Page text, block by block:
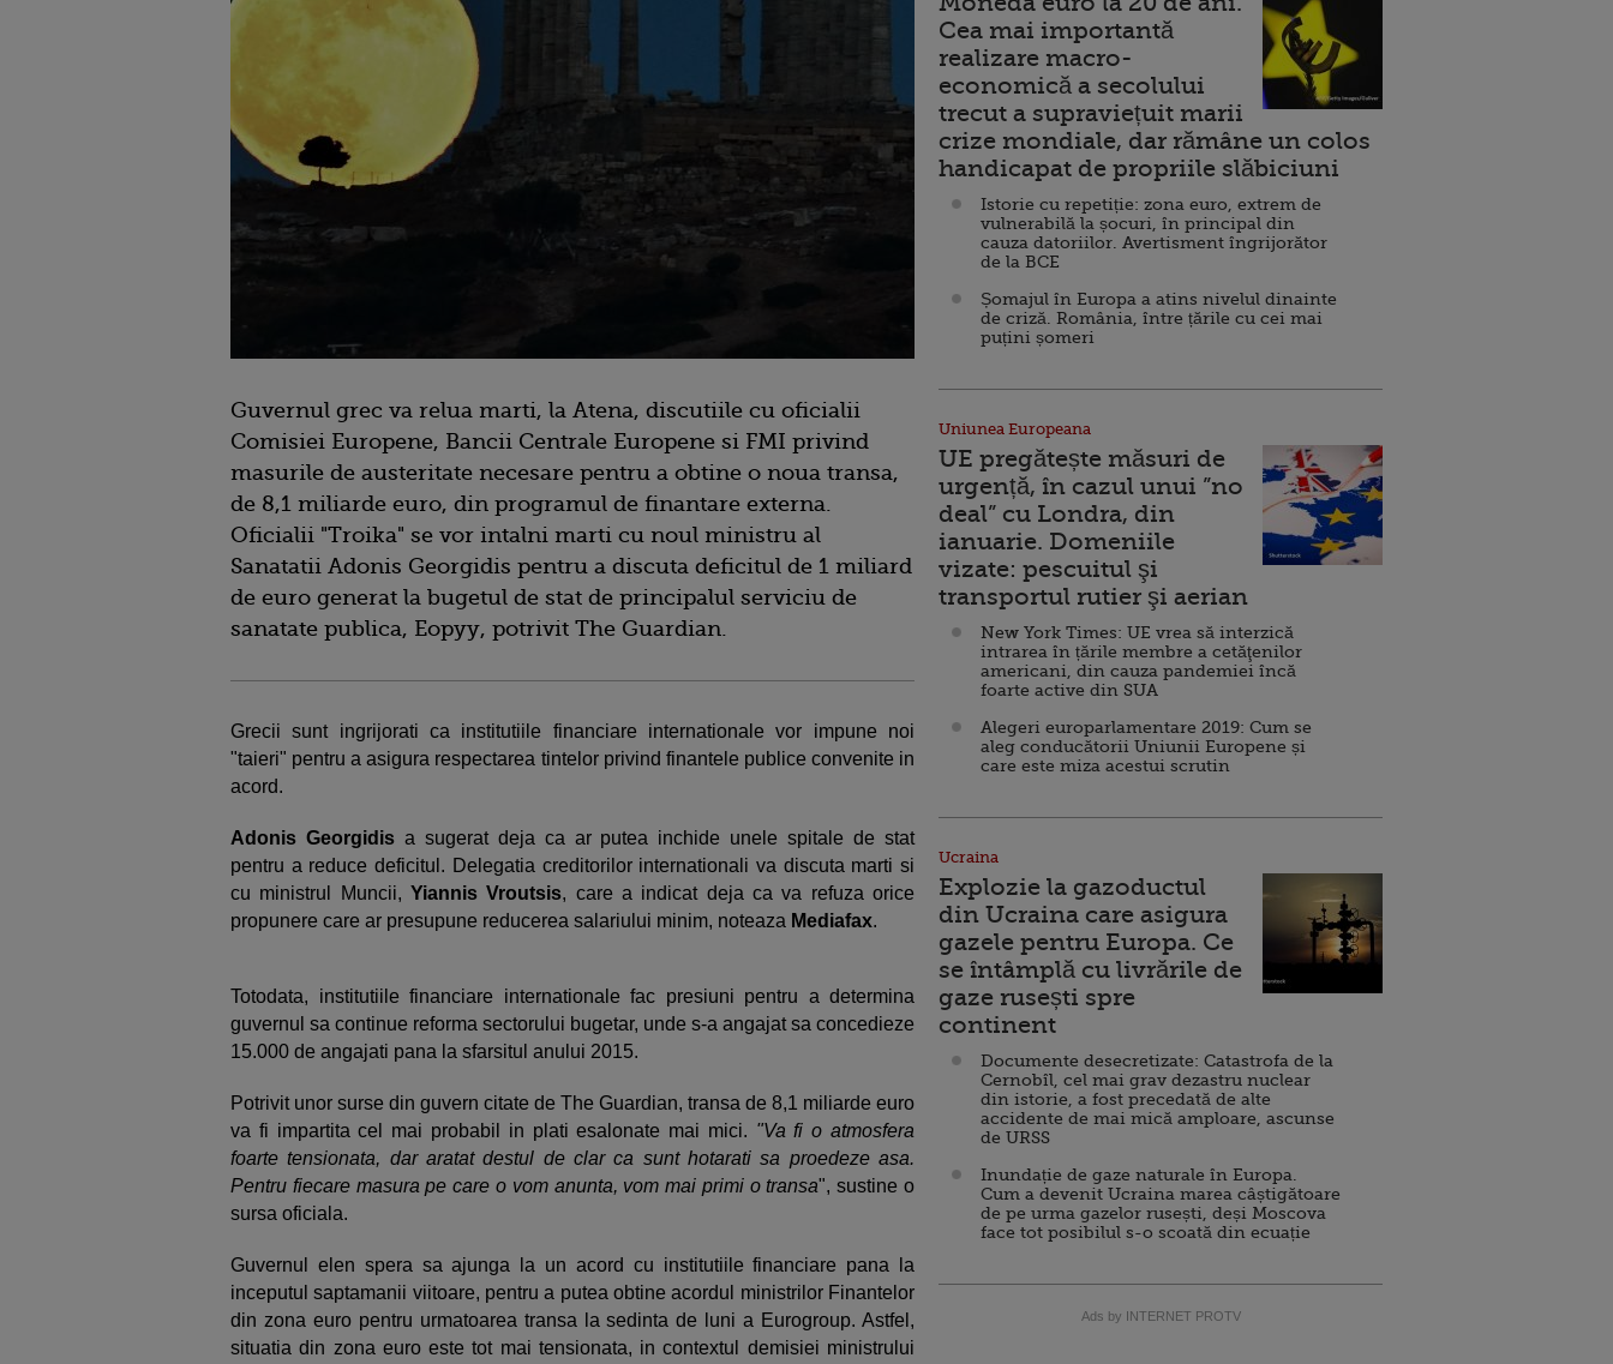
Guvernul grec va relua marti, la Atena, discutiile cu oficialii
Comisiei Europene, Bancii Centrale Europene si FMI privind
masurile de austeritate necesare pentru a obtine o noua transa,
de 8,1 miliarde euro, din programul de finantare externa.
Oficialii "Troika" se vor intalni marti cu noul ministru al
Sanatatii Adonis Georgidis pentru a discuta deficitul de 1 miliard
de euro generat la bugetul de stat de principalul serviciu de
sanatate publica, Eopyy, potrivit The Guardian.
Grecii sunt ingrijorati ca institutiile financiare internationale vor impune noi
"taieri" pentru a asigura respectarea tintelor privind finantele publice convenite in
acord.
Adonis Georgidisa sugerat deja ca ar putea inchide unele spitale de stat
pentru a reduce deficitul. Delegatia creditorilor internationali va discuta marti si
cu ministrul Muncii, Yiannis Vroutsis, care a indicat deja ca va refuza orice
propunere care ar presupune reducerea salariului minim, noteaza Mediafax.
Totodata, institutiile financiare internationale fac presiuni pentru a determina
guvernul sa continue reforma sectorului bugetar, unde s-a angajat sa concedieze
15.000 de angajati pana la sfarsitul anului 2015.
Potrivit unor surse din guvern citate de The Guardian, transa de 8,1 miliarde euro
va fi impartita cel mai probabil in plati esalonate mai mici. "Va fi o atmosfera
foarte tensionata, dar aratat destul de clar ca sunt hotarati sa proedeze asa.
Pentru fiecare masura pe care o vom anunta, vom mai primi o transa", sustine o
sursa oficiala.
Guvernul elen spera sa ajunga la un acord cu institutiile financiare pana la
inceputul saptamanii viitoare, pentru a putea obtine acordul ministrilor Finantelor
din zona euro pentru urmatoarea transa la sedinta de luni a Eurogroup. Astfel,
situatia din zona euro este tot mai tensionata, in contextul demisiei ministrului
Cea mai importantă
realizare macro-
economică a secolului
trecut a supraviețuit marii
crize mondiale, dar rămâne un colos
handicapat de propriile slăbiciuni
Istorie cu repetiție: zona euro, extrem de
vulnerabilă la șocuri, în principal din
cauza datoriilor. Avertisment îngrijorător
de la BCE
Șomajul în Europa a atins nivelul dinainte
de criză. România, între țările cu cei mai
puțini șomeri
Uniunea Europeana
UE pregătește măsuri de
urgență, în cazul unui ”no
deal” cu Londra, din
ianuarie. Domeniile
vizate: pescuitul şi
transportul rutier şi aerian
New York Times: UE vrea să interzică
intrarea în țările membre a cetăţenilor
americani, din cauza pandemiei încă
foarte active din SUA
Alegeri europarlamentare 2019: Cum se
aleg conducătorii Uniunii Europene și
care este miza acestui scrutin
Ucraina
Explozie la gazoductul
din Ucraina care asigura
gazele pentru Europa. Ce
se întâmplă cu livrările de
gaze rusești spre
continent
Documente desecretizate: Catastrofa de la
Cernobîl, cel mai grav dezastru nuclear
din istorie, a fost precedată de alte
accidente de mai mică amploare, ascunse
de URSS
Inundație de gaze naturale în Europa.
Cum a devenit Ucraina marea câștigătoare
de pe urma gazelor rusești, deși Moscova
face tot posibilul s-o scoată din ecuație
Ads by INTERNET PROTV